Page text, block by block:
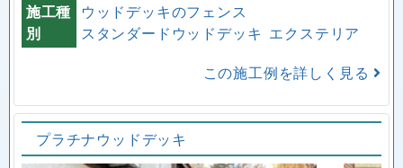
施工種
別
ウッドデッキのフェンス
スタンダードウッドデッキ エクステリア
この施工例を詳しく見る
プラチナウッドデッキ